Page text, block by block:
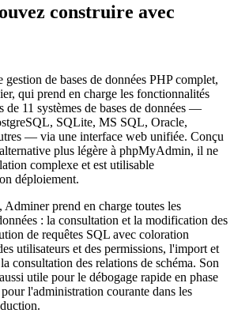
construire avec
de bases de données PHP complet,
qui prend en charge les fonctionnalités
de 11 systèmes de bases de données —
SQLite, MS SQL, Oracle,
— via une interface web unifiée. Conçu
plus légère à phpMyAdmin, il ne
complexe et est utilisable
déploiement.
prend en charge toutes les
: la consultation et la modification des
de requêtes SQL avec coloration
utilisateurs et des permissions, l'import et
consultation des relations de schéma. Son
utile pour le débogage rapide en phase
l'administration courante dans les